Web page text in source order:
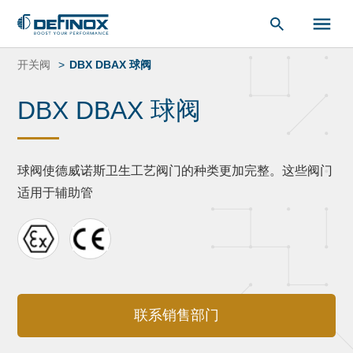
跳
内
容
索：
开关阀 DBX DBAX 球阀
DBX DBAX 球阀
球阀使德威诺斯卫生工艺阀门的种类更加完整。这些阀门
适用于辅助管
联系销售部门